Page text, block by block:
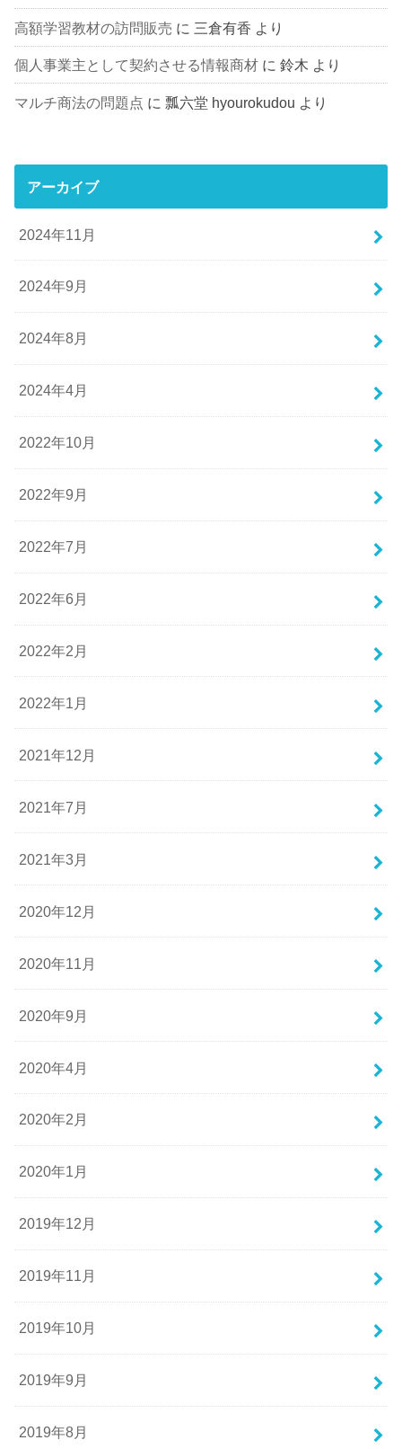
高額学習教材の訪問販売 に 三倉有香 より
個人事業主として契約させる情報商材 に鈴木 より
マルチ商法の問題点 に瓢六堂 hyourokudou より
アーカイブ
2024年11月
2024年9月
2024年8月
2024年4月
2022年10月
2022年9月
2022年7月
2022年6月
2022年2月
2022年1月
2021年12月
2021年7月
2021年3月
2020年12月
2020年11月
2020年9月
2020年4月
2020年2月
2020年1月
2019年12月
2019年11月
2019年10月
2019年9月
2019年8月